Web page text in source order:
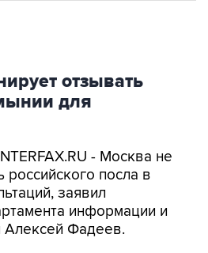
отзывать
для
- Москва не
российского посла в
заявил
информации и
Алексей Фадеев.